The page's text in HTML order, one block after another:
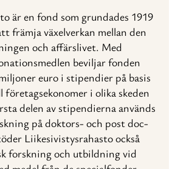
är en fond som grundades 1919
främja växelverkan mellan den
och affärslivet. Med
beviljar fonden
euro i stipendier på basis
företagsekonomer i olika skeden
delen av stipendierna används
på doktors- och post doc-
Liikesivistysrahasto också
forskning och utbildning vid